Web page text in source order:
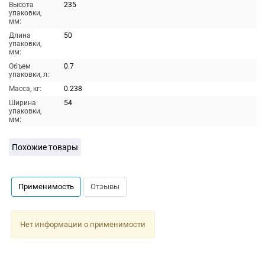
Высота
упаковки,
мм:
235
Длина
упаковки,
мм:
50
Объем
упаковки, л:
0.7
Масса, кг:
0.238
Ширина
упаковки,
мм:
54
Похожие товары
Применимость Отзывы
Нет информации о применимости